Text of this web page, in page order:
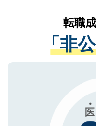
は、個人情報
管理基準を満
る、プライバ
ご登録いただ
で、機密保持
かがいして、
経験をまじえ
させていただ
ない方には、
ので、まずは
転職
「非